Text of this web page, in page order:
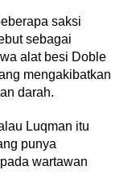
saksi
sebagai
alat besi Doble
mengakibatkan
darah.
Luqman itu
punya
wartawan